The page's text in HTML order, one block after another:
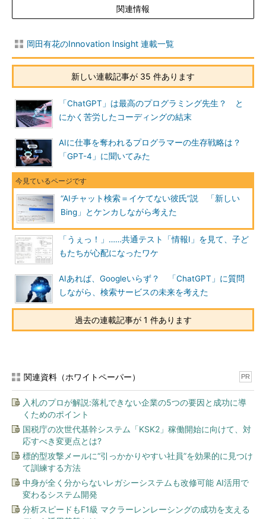
関連情報
岡田有花のInnovation Insight 連載一覧
新しい連載記事が 35 件あります
「ChatGPT」は最高のプログラミング先生？ と
にかく苦労したコーディングの結末
AIに仕事を奪われるプログラマーの生存戦略は？
「GPT-4」に聞いてみた
“AIチャット検索＝イケてない彼氏”説 「新しい
Bing」とケンカしながら考えた
「うぇっ！」……共通テスト「情報I」を見て、子ど
もたちが心配になったワケ
AIあれば、Googleいらず？ 「ChatGPT」に質問
しながら、検索サービスの未来を考えた
過去の連載記事が 1 件あります
関連資料（ホワイトペーパー） PR
入札のプロが解説:落札できない企業の5つの要因と成功に導
くためのポイント
国税庁の次世代基幹システム「KSK2」稼働開始に向けて、対
応すべき変更点とは?
標的型攻撃メールに“引っかかりやすい社員”を効果的に見つけ
て訓練する方法
中身が全く分からないレガシーシステムも改修可能 AI活用で
変わるシステム開発
分析スピードもF1級 マクラーレンレーシングの成功を支える